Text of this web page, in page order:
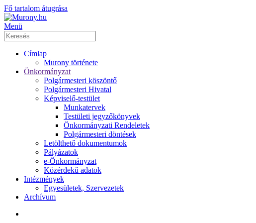
Fő tartalom átugrása
Menü
Címlap
Murony története
Önkormányzat
Polgármesteri köszöntő
Polgármesteri Hivatal
Képviselő-testület
Munkatervek
Testületi jegyzőkönyvek
Önkormányzati Rendeletek
Polgármesteri döntések
Letölthető dokumentumok
Pályázatok
e-Önkormányzat
Közérdekű adatok
Intézmények
Egyesületek, Szervezetek
Archívum